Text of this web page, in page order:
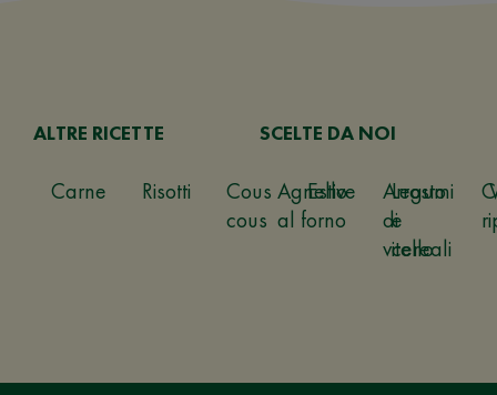
ALTRE RICETTE
Carne Risotti
Cous
cous
Estive
Legumi
e
cereali
SCELTE DA NOI
Agnello
al forno
Arrosto
di
vitello